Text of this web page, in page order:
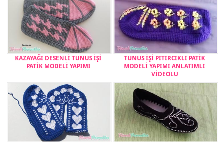
KAZAYAĞI DESENLİ TUNUS İŞİ
PATİK MODELİ YAPIMI
TUNUS İŞİ PITIRCIKLI PATİK
MODELİ YAPIMI ANLATIMLI
VİDEOLU